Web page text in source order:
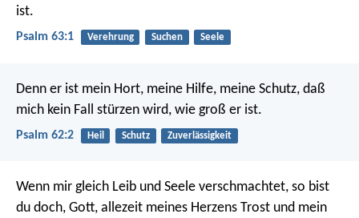
ist.
Psalm 63:1 Verehrung Suchen Seele
Denn er ist mein Hort, meine Hilfe, meine Schutz, daß
mich kein Fall stürzen wird, wie groß er ist.
Psalm 62:2 Heil Schutz Zuverlässigkeit
Wenn mir gleich Leib und Seele verschmachtet, so bist
du doch, Gott, allezeit meines Herzens Trost und mein